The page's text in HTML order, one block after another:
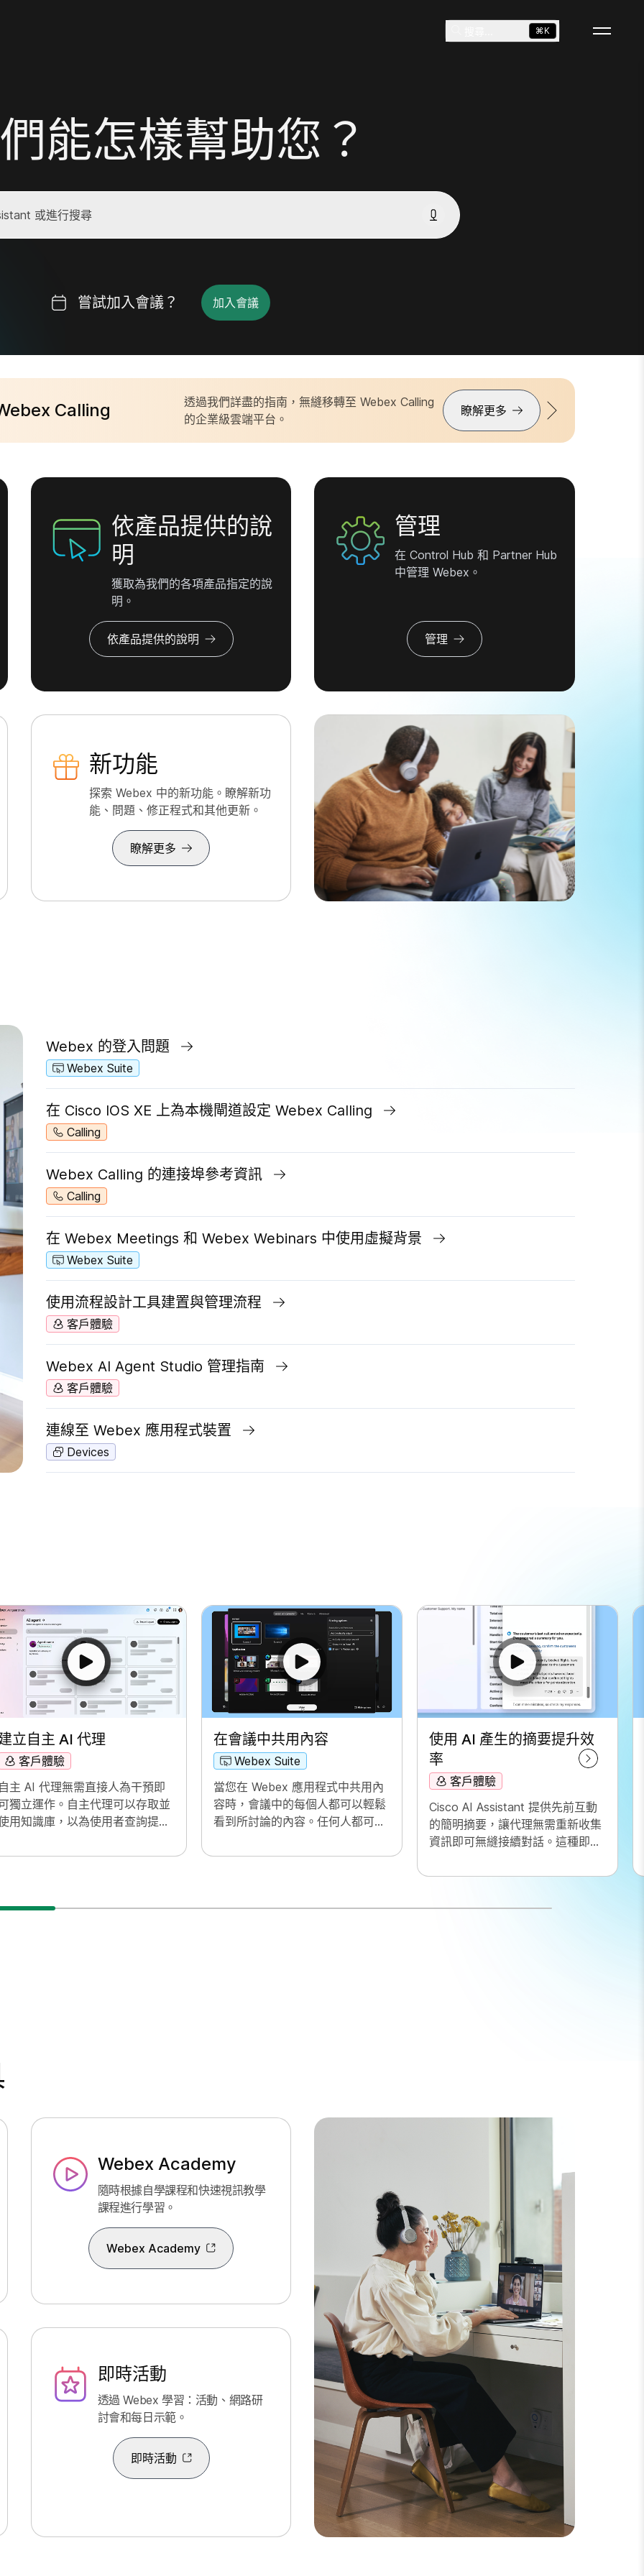
⌘K
能怎樣幫助您？
嘗試加入會議？ 加入會議
至 8 日，於德州奧斯汀及線上舉行  | WebexOne 2026 現已開放註冊。 立即註冊
Calling
透過我們詳盡的指南，無縫移轉至 Webex Calling
的企業級雲端平台。
瞭解更多
依產品提供的說
明
獲取為我們的各項產品指定的說
明。
依產品提供的說明
管理
在 Control Hub 和 Partner Hub
中管理 Webex。
管理
新功能
探索 Webex 中的新功能。瞭解新功
能、問題、修正程式和其他更新。
瞭解更多
Webex 的登入問題
Webex Suite
在 Cisco IOS XE 上為本機閘道設定 Webex Calling
Calling
Webex Calling 的連接埠參考資訊
Calling
在 Webex Meetings 和 Webex Webinars 中使用虛擬背景
Webex Suite
使用流程設計工具建置與管理流程
客戶體驗
Webex AI Agent Studio 管理指南
客戶體驗
連線至 Webex 應用程式裝置
Devices
立自主 AI 代理
客戶體驗
主 AI 代理無需直接人為干預即
獨立運作。自主代理可以存取並
用知識庫，以為使用者查詢提供
用進階演算法與機器學習技術來
在會議中共用內容
Webex Suite
當您在 Webex 應用程式中共用內
容時，會議中的每個人都可以輕鬆
看到所討論的內容。任何人都可以
用。
使用 AI 產生的摘要提升效
率
客戶體驗
Cisco AI Assistant 提供先前互動
的簡明摘要，讓代理無需重新收集
資訊即可無縫接續對話。這種即時
效的解決方案，進而加快問題解決
Webex Academy
隨時根據自學課程和快速視訊教學
課程進行學習。
Webex Academy
即時活動
透過 Webex 學習：活動、網路研
討會和每日示範。
即時活動